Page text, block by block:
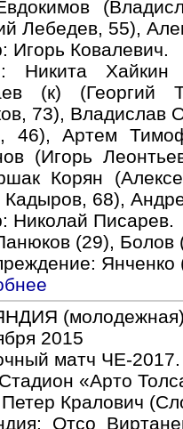
Лебедев, 55),
Игорь Ковалевич.
Никита
(к) (Георгий
73), Владислав
46), Артем
(Игорь
Корян
Кадыров, 68),
Николай Писарев.
(29), Болов
Янченко
2015
матч ЧЕ-2017.
«Арто
Кралович
Отсо